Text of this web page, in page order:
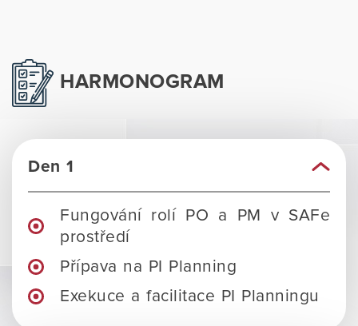
HARMONOGRAM
Den 1
Fungování rolí PO a PM v SAFe
prostředí
Přípava na PI Planning
Exekuce a facilitace PI Planningu